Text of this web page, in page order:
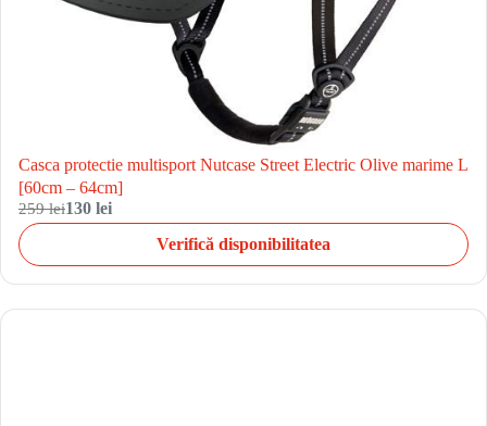
Casca protectie multisport Nutcase Street Electric Olive marime L
[60cm – 64cm]
259 lei130 lei
Verifică disponibilitatea